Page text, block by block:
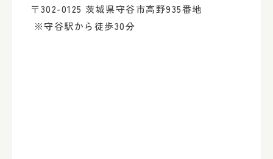
〒302-0125 茨城県守谷市高野935番地
※守谷駅から徒歩30分